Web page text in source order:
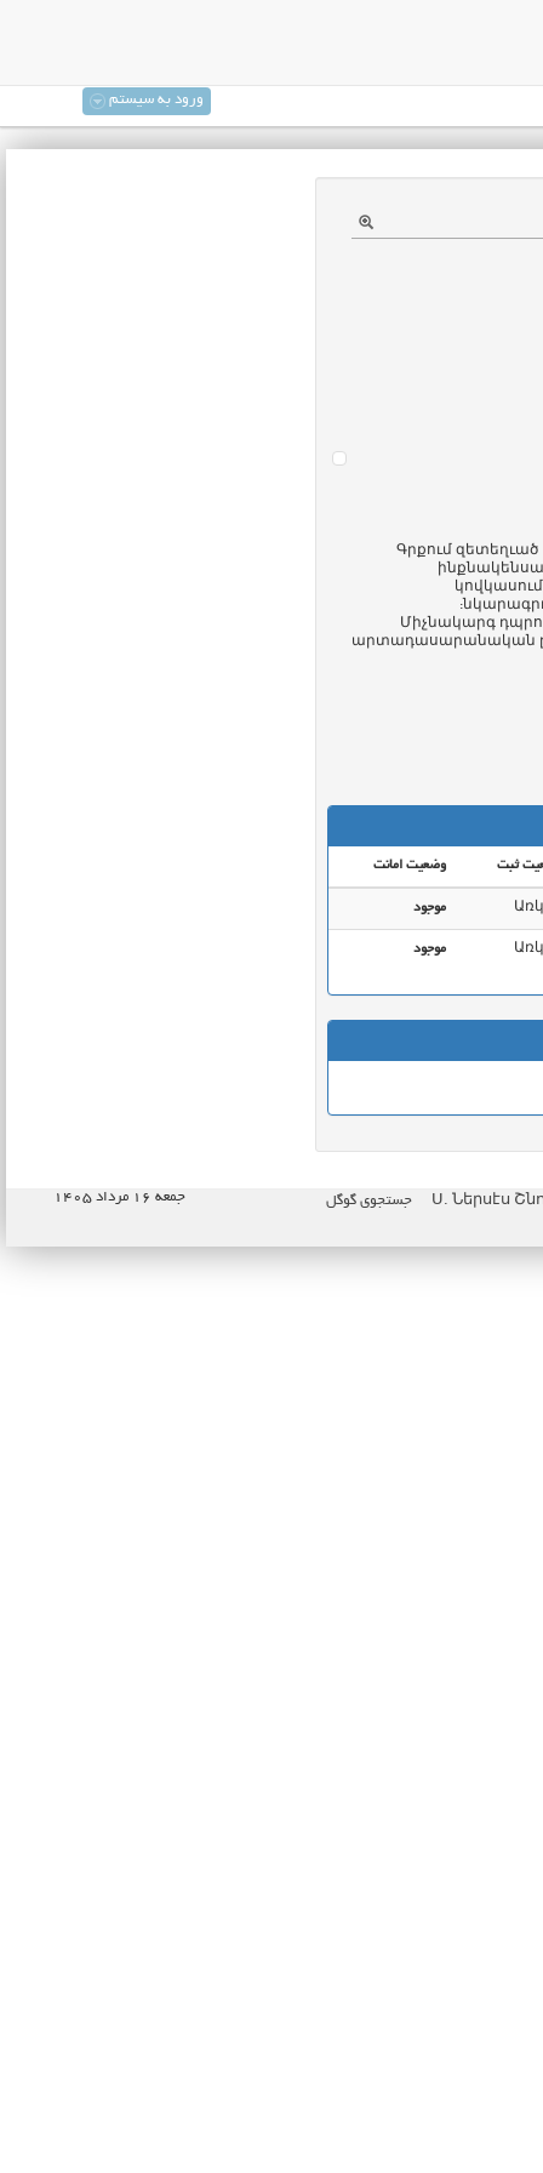
ورود به سیستم
Գրքում
Միչնակարգ
արտադասարանական
ثبت وضعیت امانت
موجود
موجود
جستجوی گوگل جمعه ۱۶ مرداد ۱۴۰۵